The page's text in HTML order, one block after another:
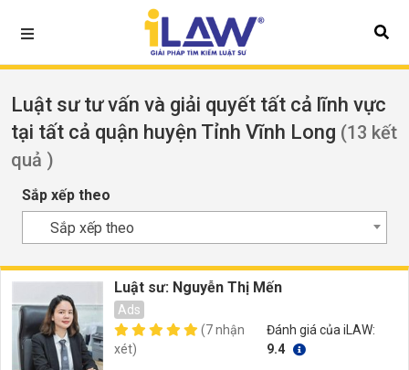
Luật sư tư vấn và giải quyết tất cả lĩnh vực
tại tất cả quận huyện Tỉnh Vĩnh Long (13 kết
quả )
Sắp xếp theo
Sắp xếp theo
Luật sư: Nguyễn Thị Mến
Ads
(7 nhận
xét)
Đánh giá của iLAW:
9.4